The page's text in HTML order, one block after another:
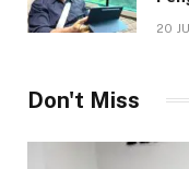
20
Don't Miss